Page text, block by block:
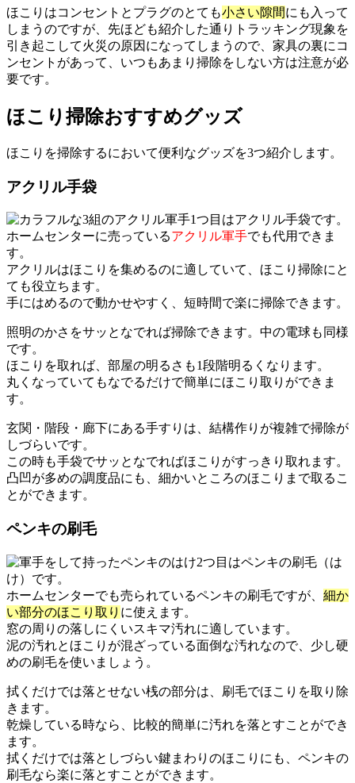
ほこりはコンセントとプラグのとても小さい隙間にも入って
しまうのですが、先ほども紹介した通りトラッキング現象を
引き起こして火災の原因になってしまうので、家具の裏にコ
ンセントがあって、いつもあまり掃除をしない方は注意が必
要です。
ほこり掃除おすすめグッズ
ほこりを掃除するにおいて便利なグッズを3つ紹介します。
アクリル手袋
1つ目はアクリル手袋です。
ホームセンターに売っているアクリル軍手でも代用できま
す。
アクリルはほこりを集めるのに適していて、ほこり掃除にと
ても役立ちます。
手にはめるので動かせやすく、短時間で楽に掃除できます。
照明のかさをサッとなでれば掃除できます。中の電球も同様
です。
ほこりを取れば、部屋の明るさも1段階明るくなります。
丸くなっていてもなでるだけで簡単にほこり取りができま
す。
玄関・階段・廊下にある手すりは、結構作りが複雑で掃除が
しづらいです。
この時も手袋でサッとなでればほこりがすっきり取れます。
凸凹が多めの調度品にも、細かいところのほこりまで取るこ
とができます。
ペンキの刷毛
2つ目はペンキの刷毛（は
け）です。
ホームセンターでも売られているペンキの刷毛ですが、 細か
い部分のほこり取り に使えます。
窓の周りの落しにくいスキマ汚れに適しています。
泥の汚れとほこりが混ざっている面倒な汚れなので、少し硬
めの刷毛を使いましょう。
拭くだけでは落とせない桟の部分は、刷毛でほこりを取り除
きます。
乾燥している時なら、比較的簡単に汚れを落とすことができ
ます。
拭くだけでは落としづらい鍵まわりのほこりにも、ペンキの
刷毛なら楽に落とすことができます。